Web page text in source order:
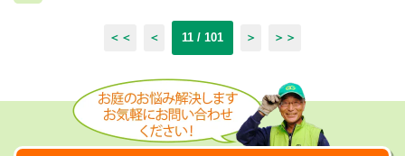
＜＜ ＜ 11 / 101 ＞ ＞＞